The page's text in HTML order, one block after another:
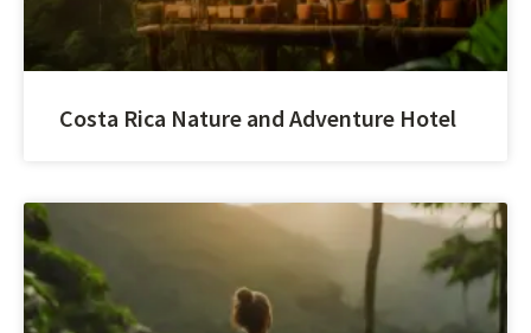
Costa Rica Nature and Adventure Hotel